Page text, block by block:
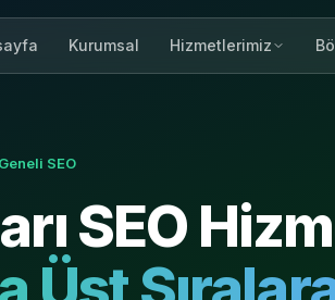
Kurumsal Hizmetlerimiz
SEO
SEO